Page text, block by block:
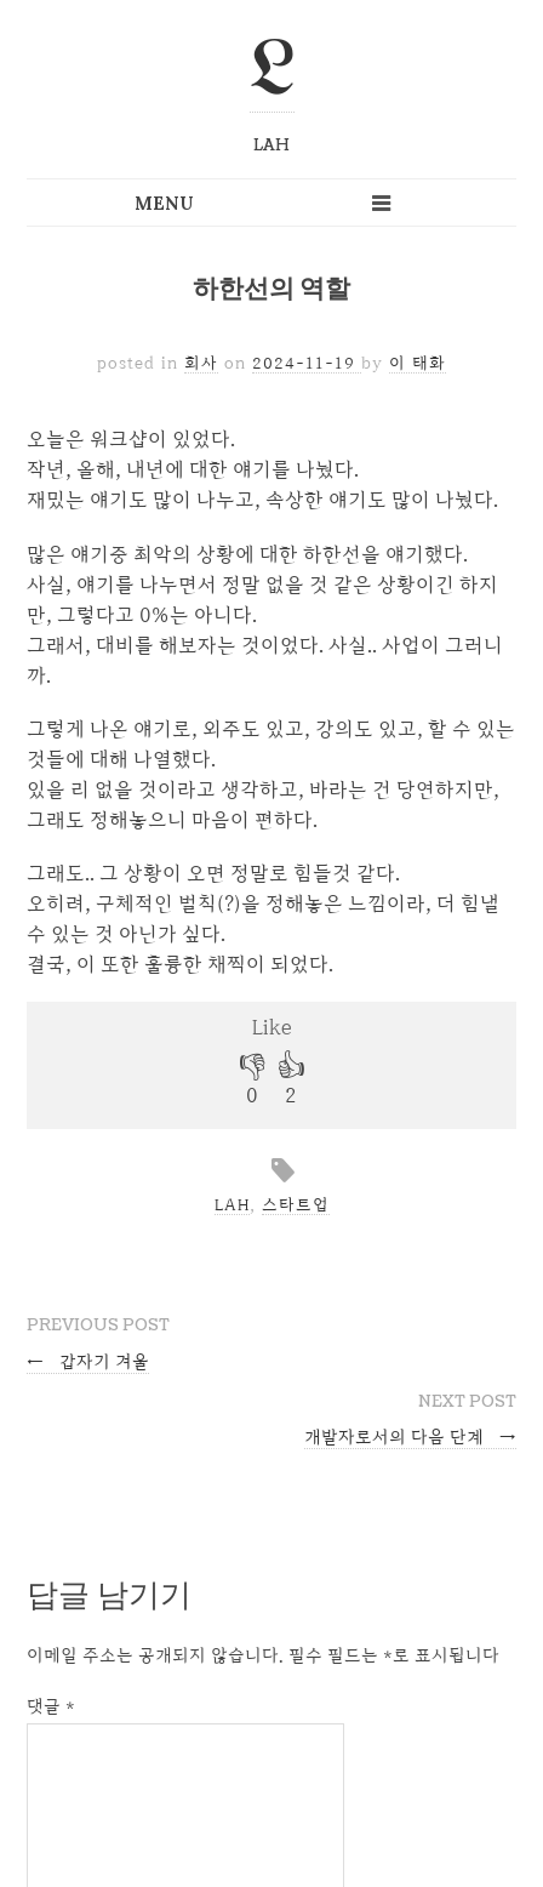
L
LAH
하한선의 역할
posted in 회사 on 2024-11-19 by 이 태화
오늘은 워크샵이 있었다.
작년, 올해, 내년에 대한 얘기를 나눴다.
재밌는 얘기도 많이 나누고, 속상한 얘기도 많이 나눴다.
많은 얘기중 최악의 상황에 대한 하한선을 얘기했다.
사실, 얘기를 나누면서 정말 없을 것 같은 상황이긴 하지
만, 그렇다고 0%는 아니다.
그래서, 대비를 해보자는 것이었다. 사실.. 사업이 그러니
까.
그렇게 나온 얘기로, 외주도 있고, 강의도 있고, 할 수 있는
것들에 대해 나열했다.
있을 리 없을 것이라고 생각하고, 바라는 건 당연하지만,
그래도 정해놓으니 마음이 편하다.
그래도.. 그 상황이 오면 정말로 힘들것 같다.
오히려, 구체적인 벌칙(?)을 정해놓은 느낌이라, 더 힘낼
수 있는 것 아닌가 싶다.
결국, 이 또한 훌륭한 채찍이 되었다.
LAH 스타트업
PREVIOUS POST
← 갑자기 겨울
NEXT POST
개발자로서의 다음 단계 →
답글 남기기
이메일 주소는 공개되지 않습니다. 필수 필드는 *로 표시됩니다
댓글 *